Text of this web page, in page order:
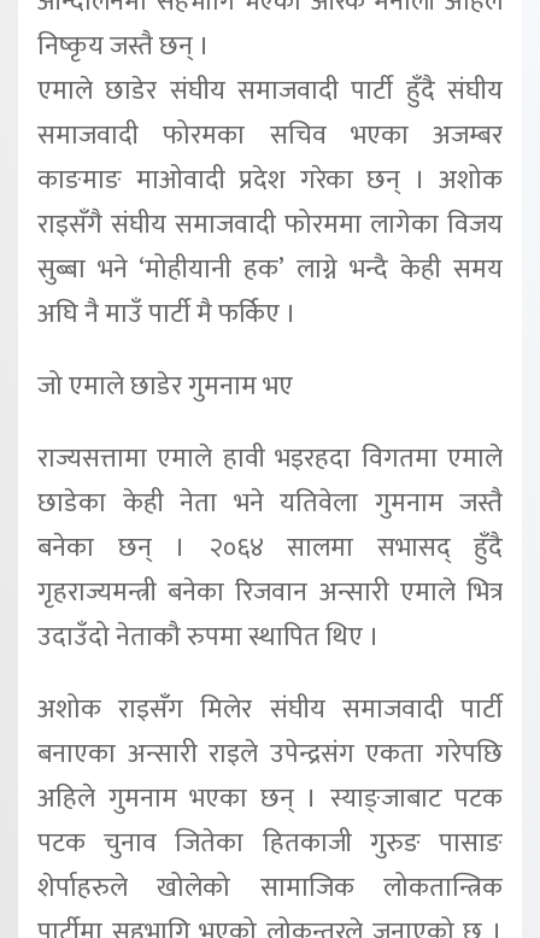
निष्कृय जस्तै छन् ।
एमाले छाडेर संघीय समाजवादी पार्टी हुँदै संघीय
समाजवादी फोरमका सचिव भएका अजम्बर
काङमाङ माओवादी प्रदेश गरेका छन् । अशोक
राइसँगै संघीय समाजवादी फोरममा लागेका विजय
सुब्बा भने ‘मोहीयानी हक’ लाग्ने भन्दै केही समय
अघि नै माउँ पार्टी मै फर्किए ।
जो एमाले छाडेर गुमनाम भए
राज्यसत्तामा एमाले हावी भइरहदा विगतमा एमाले
छाडेका केही नेता भने यतिवेला गुमनाम जस्तै
बनेका छन् । २०६४ सालमा सभासद् हुँदै
गृहराज्यमन्त्री बनेका रिजवान अन्सारी एमाले भित्र
उदाउँदो नेताकौ रुपमा स्थापित थिए ।
अशोक राइसँग मिलेर संघीय समाजवादी पार्टी
बनाएका अन्सारी राइले उपेन्द्रसंग एकता गरेपछि
अहिले गुमनाम भएका छन् । स्याङ्जाबाट पटक
पटक चुनाव जितेका हितकाजी गुरुङ पासाङ
शेर्पाहरुले खोलेको सामाजिक लोकतान्त्रिक